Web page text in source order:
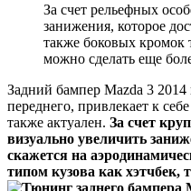
За счет рельефных
занижения, которое
также боковых кромок
можно сделать еще
Задний бампер Mazda 3
переднего, привлекает к
также актуален. За счет
визуально увеличить
скажется на
типом кузова как хэтчбек,